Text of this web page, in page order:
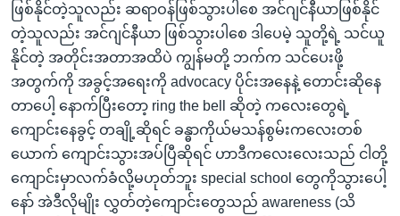
ဖြစ်နိုင်တဲ့သူလည်း ဆရာဝန်ဖြစ်သွားပါစေ အင်ဂျင်နီယာဖြစ်နိုင်
တဲ့သူလည်း အင်ဂျင်နီယာ ဖြစ်သွားပါစေ ဒါပေမဲ့ သူတို့ရဲ့ သင်ယူ
နိုင်တဲ့ အတိုင်းအတာအထိပဲ ကျွန်မတို့ ဘက်က သင်ပေးဖို့
အတွက်ကို အခွင့်အရေးကို advocacy ပိုင်းအနေနဲ့ တောင်းဆိုနေ
တာပေါ့ နောက်ပြီးတော့ ring the bell ဆိုတဲ့ ကလေးတွေရဲ့
ကျောင်းနေခွင့် တချို့ဆိုရင် ခန္ဓာကိုယ်မသန်စွမ်းကလေးတစ်
ယောက် ကျောင်းသွားအပ်ပြီဆိုရင် ဟာဒီကလေးလေးသည် ငါတို့
ကျောင်းမှာလက်ခံလို့မဟုတ်ဘူး special school တွေကိုသွားပေါ့
နော် အဲဒီလိုမျိုး လွှတ်တဲ့ကျောင်းတွေသည် awareness (သိ